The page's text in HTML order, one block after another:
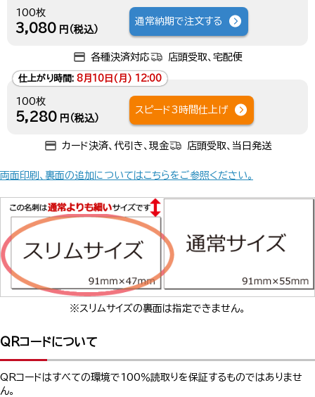
100枚
3,080 円（税込）
通常納期で注文する
各種決済対応 店頭受取、宅配便
仕上がり時間: 8月10日(月) 12:00
100枚
5,280 円（税込）
スピード3時間仕上げ
カード決済、代引き、現金 店頭受取、当日発送
両面印刷、裏面の追加についてはこちらをご参照ください。
※スリムサイズの裏面は指定できません。
QRコードについて
QRコードはすべての環境で100％読取りを保証するものではありませ
ん。